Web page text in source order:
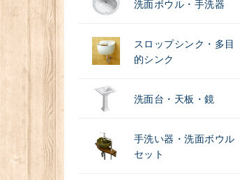
洗面ボウル・手洗器
スロップシンク・多目
的シンク
洗面台・天板・鏡
手洗い器・洗面ボウル
セット